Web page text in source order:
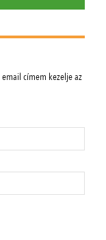
címem kezelje az